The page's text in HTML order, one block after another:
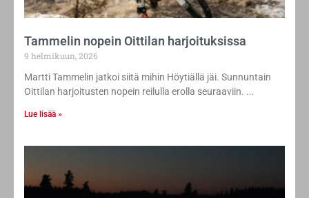
Tammelin nopein Oittilan harjoituksissa
9 helmikuun, 2026
Martti Tammelin jatkoi siitä mihin Höytiällä jäi. Sunnuntain
Oittilan harjoitusten nopein reilulla erolla seuraaviin.
Lue lisää »